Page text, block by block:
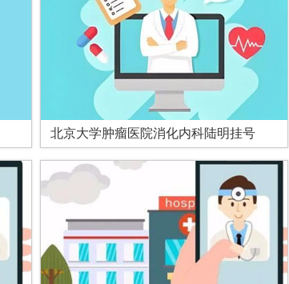
北京大学肿瘤医院消化内科陆明挂号